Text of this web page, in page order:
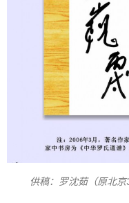
供稿：罗沈茹（原北